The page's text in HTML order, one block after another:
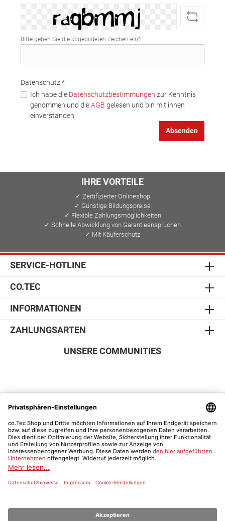
Bitte geben Sie die abgebildeten Zeichen ein*
Datenschutz *
Ich habe die Datenschutzbestimmungen zur Kenntnis
genommen und dieAGB gelesen und bin mit ihnen
einverstanden.
Absenden
IHRE VORTEILE
✓ Zertifizierter Onlineshop
✓ Günstige Bildungspreise
✓ Flexible Zahlungsmöglichkeiten
✓ Schnelle Abwicklung von Garantieansprüchen
✓ Mit Käuferschutz
SERVICE-HOTLINE
CO.TEC
INFORMATIONEN
ZAHLUNGSARTEN
SICHER EINKAUFEN
UNSERE COMMUNITIES
* Alle Preise inkl. gesetzl. Mehrwertsteuer zzgl.